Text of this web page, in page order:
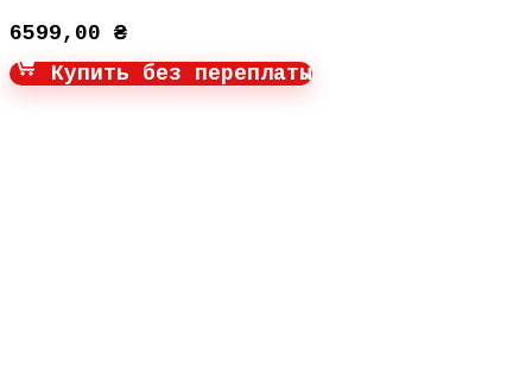
6599,00 ₴
Купить без переплаты